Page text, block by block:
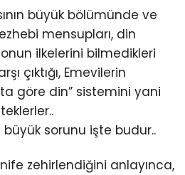
büyük bölümünde ve
mensupları, din
ilkelerini bilmedikleri
çıktığı, Emevilerin
göre din” sistemini yani
büyük sorunu işte budur..
zehirlendiğini anlayınca,